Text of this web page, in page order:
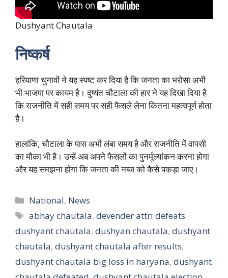
Dushyant Chautala
निष्कर्ष
हरियाणा चुनावों ने यह स्पष्ट कर दिया है कि जनता का भरोसा अभी
भी भाजपा पर कायम है। दुष्यंत चौटाला की हार ने यह दिखा दिया है
कि राजनीति में सही समय पर सही फैसले लेना कितना महत्वपूर्ण होता
है।
हालांकि, चौटाला के पास अभी लंबा समय है और राजनीति में वापसी
का मौका भी है। उन्हें अब अपने फैसलों का पुनर्मूल्यांकन करना होगा
और यह समझना होगा कि जनता की नब्ज को कैसे पकड़ा जाए।
Categories
National, News
Tags
abhay chautala,devender attri defeats
dushyant chautala, dushyan chautala, dushyant
chautala, dushyant chautala after results,
dushyant chautala big loss in haryana, dushyant